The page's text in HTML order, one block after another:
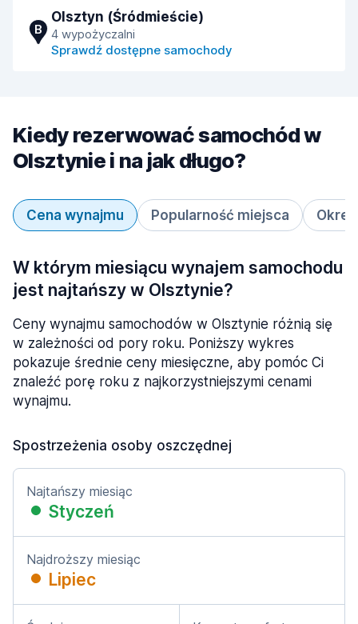
B
Olsztyn (Śródmieście)
4 wypożyczalni
Sprawdź dostępne samochody
Kiedy rezerwować samochód w
Olsztynie i na jak długo?
Cena wynajmu Popularność miejsca
W którym miesiącu wynajem samochodu
jest najtańszy w Olsztynie?
Ceny wynajmu samochodów w Olsztynie różnią się
w zależności od pory roku. Poniższy wykres
pokazuje średnie ceny miesięczne, aby pomóc Ci
znaleźć porę roku z najkorzystniejszymi cenami
wynajmu.
Spostrzeżenia osoby oszczędnej
Najtańszy miesiąc
Styczeń
Najdroższy miesiąc
Lipiec